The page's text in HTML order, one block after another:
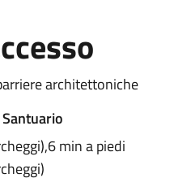
architettoniche
min a piedi